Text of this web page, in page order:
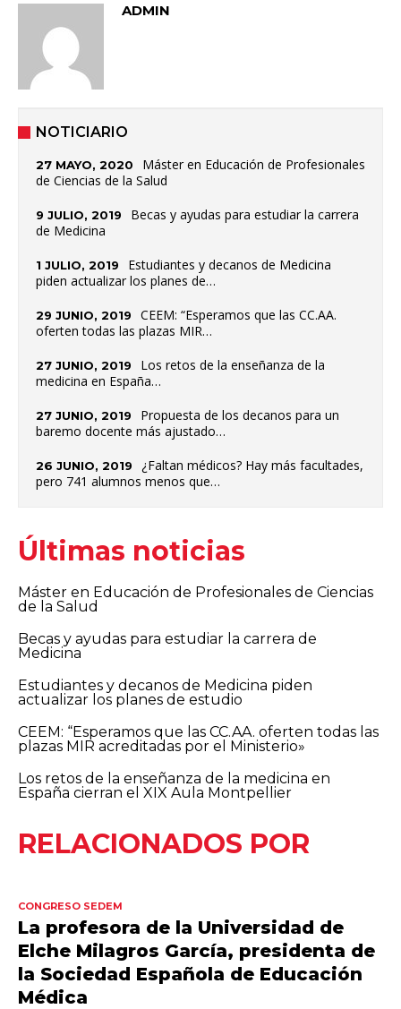
ADMIN
NOTICIARIO
27 MAYO, 2020
Máster en Educación de Profesionales
de Ciencias de la Salud
9 JULIO, 2019
Becas y ayudas para estudiar la carrera
de Medicina
1 JULIO, 2019
Estudiantes y decanos de Medicina
piden actualizar los planes de…
29 JUNIO, 2019
CEEM: “Esperamos que las CC.AA.
oferten todas las plazas MIR…
27 JUNIO, 2019
Los retos de la enseñanza de la
medicina en España…
27 JUNIO, 2019
Propuesta de los decanos para un
baremo docente más ajustado…
26 JUNIO, 2019
¿Faltan médicos? Hay más facultades,
pero 741 alumnos menos que…
Últimas noticias
Máster en Educación de Profesionales de Ciencias
de la Salud
Becas y ayudas para estudiar la carrera de
Medicina
Estudiantes y decanos de Medicina piden
actualizar los planes de estudio
CEEM: “Esperamos que las CC.AA. oferten todas las
plazas MIR acreditadas por el Ministerio»
Los retos de la enseñanza de la medicina en
España cierran el XIX Aula Montpellier
RELACIONADOS POR
CONGRESO SEDEM
La profesora de la Universidad de
Elche Milagros García, presidenta de
la Sociedad Española de Educación
Médica